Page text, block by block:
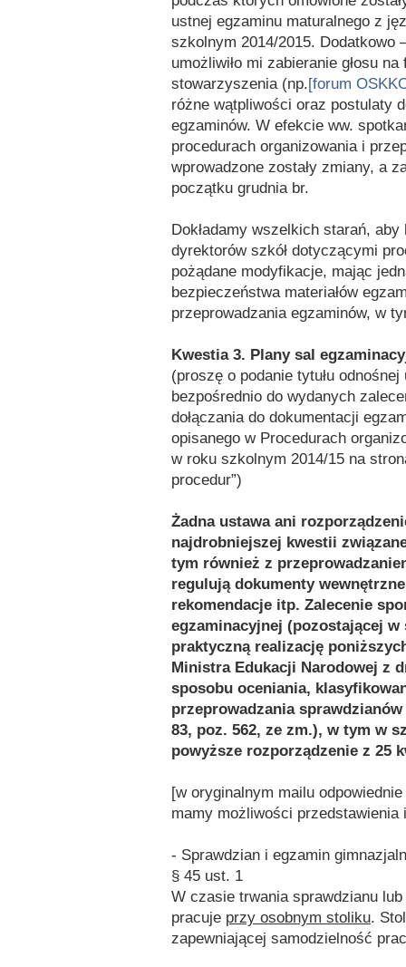
ustnej egzaminu maturalnego z
szkolnym 2014/2015. Dodatkowo
umożliwiło mi zabieranie głosu
stowarzyszenia (np.[forum
różne wątpliwości oraz postulaty
egzaminów. W efekcie ww.
procedurach organizowania i
wprowadzone zostały zmiany, a
początku grudnia br.
Dokładamy wszelkich starań,
dyrektorów szkół dotyczącymi
pożądane modyfikacje, mając
bezpieczeństwa materiałów
przeprowadzania egzaminów, w
Kwestia 3. Plany sal
(proszę o podanie tytułu
bezpośrednio do wydanych
dołączania do dokumentacji
opisanego w Procedurach
w roku szkolnym 2014/15 na
procedur”)
Żadna ustawa ani
najdrobniejszej kwestii
tym również z
regulują dokumenty
rekomendacje itp. Zalecenie
egzaminacyjnej (pozostającej
praktyczną realizację
Ministra Edukacji Narodowej z
sposobu oceniania,
przeprowadzania
83, poz. 562, ze zm.), w tym w
powyższe rozporządzenie z 25
[w oryginalnym mailu
mamy możliwości
- Sprawdzian i egzamin
§ 45 ust. 1
W czasie trwania sprawdzianu
pracuje przy osobnym stoliku.
zapewniającej samodzielność